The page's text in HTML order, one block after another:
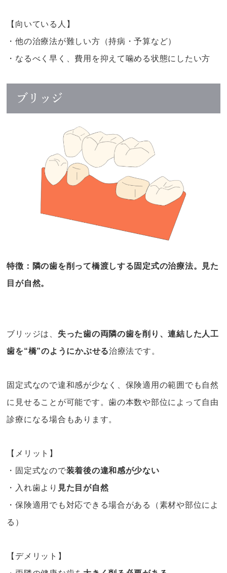
【向いている人】
・他の治療法が難しい方（持病・予算など）
・なるべく早く、費用を抑えて噛める状態にしたい方
ブリッジ
特徴：隣の歯を削って橋渡しする固定式の治療法。見た
目が自然。
ブリッジは、 失った歯の両隣の歯を削り、連結した人工
歯を“橋”のようにかぶせる治療法です。
固定式なので違和感が少なく、保険適用の範囲でも自然
に見せることが可能です。歯の本数や部位によって自由
診療になる場合もあります。
【メリット】
・固定式なので装着後の違和感が少ない
・入れ歯より 見た目が自然
・保険適用でも対応できる場合がある（素材や部位によ
る）
【デメリット】